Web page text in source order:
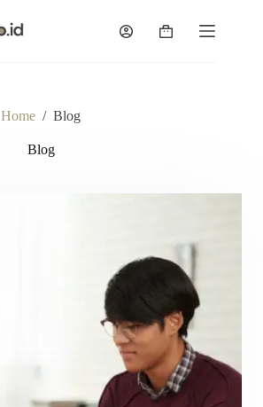
Shopping
Home / Blog
Blog